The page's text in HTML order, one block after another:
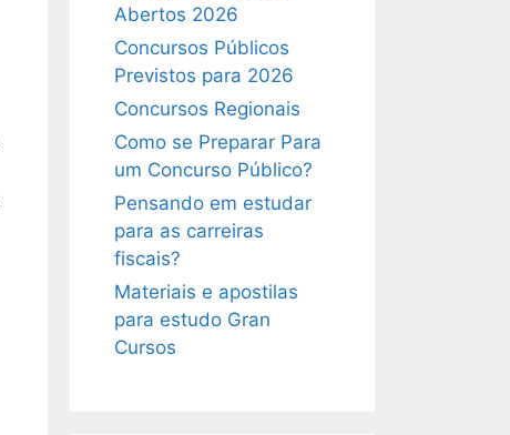
Abertos 2026
Concursos Públicos
Previstos para 2026
Concursos Regionais
Como se Preparar Para
um Concurso Público?
Pensando em estudar
para as carreiras
fiscais?
Materiais e apostilas
para estudo Gran
Cursos